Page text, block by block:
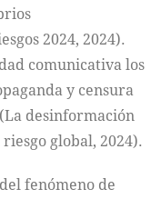
2024, 2024).
comunicativa los
y censura
desinformación
global, 2024).
fenómeno de